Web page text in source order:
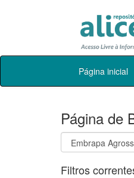
Skip
Página inicial
Página de
Filtros